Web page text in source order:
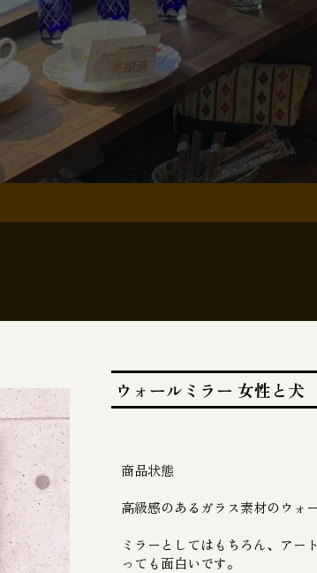
ウォールミラー 女性と犬
商品状態
高級感のあるガラス素材のウォ
ミラーとしてはもちろん、アー
っても面白いです。